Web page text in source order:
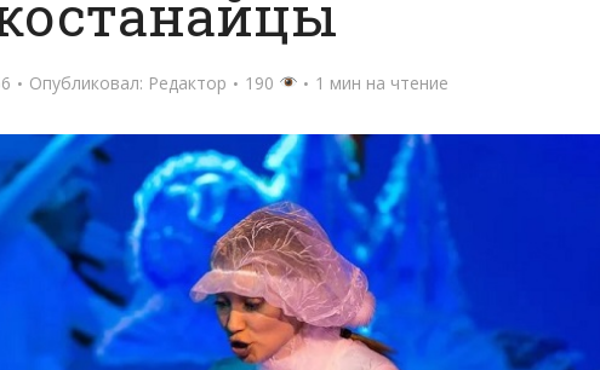
Опубликовал: Редактор 190 1 мин на чтение